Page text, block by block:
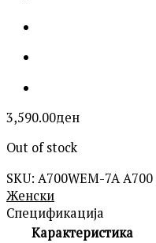
3,590.00ден
Out of stock
SKU: A700WEM-7A A700
Женски
Спецификација
Карактеристика